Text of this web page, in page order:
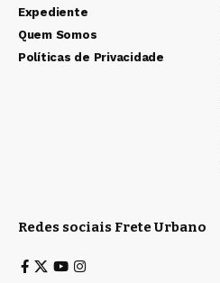
Expediente
Quem Somos
Políticas de Privacidade
Redes sociais Frete Urbano